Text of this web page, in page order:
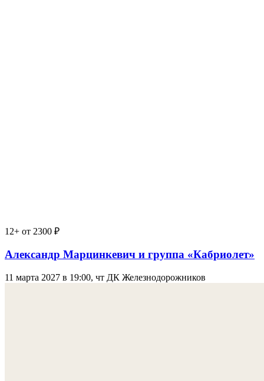
12+ от 2300 ₽
Александр Марцинкевич и группа «Кабриолет»
11 марта 2027 в 19:00, чт ДК Железнодорожников